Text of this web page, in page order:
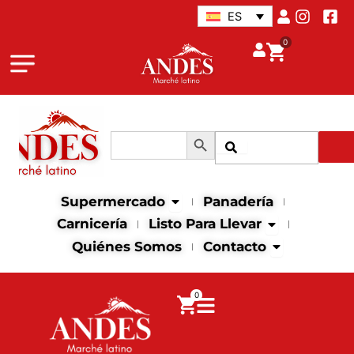
ES
0
Buscar: Botón de búsqueda
Supermercado Abrir supermercado
Panadería
Carnicería
Listo Para Llevar Abrir Listo
Quiénes Somos Contacto Abrir
0